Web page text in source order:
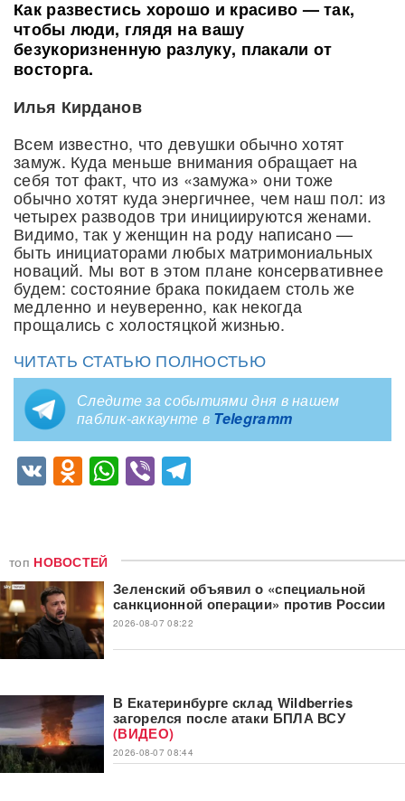
Как развестись хорошо и красиво — так,
чтобы люди, глядя на вашу
безукоризненную разлуку, плакали от
восторга.
Илья Кирданов
Всем известно, что девушки обычно хотят
замуж. Куда меньше внимания обращает на
себя тот факт, что из «замужа» они тоже
обычно хотят куда энергичнее, чем наш пол: из
четырех разводов три инициируются женами.
Видимо, так у женщин на роду написано —
быть инициаторами любых матримониальных
новаций. Мы вот в этом плане консервативнее
будем: состояние брака покидаем столь же
медленно и неуверенно, как некогда
прощались с холостяцкой жизнью.
ЧИТАТЬ СТАТЬЮ ПОЛНОСТЬЮ
Следите за событиями дня в нашем
паблик-аккаунте в Telegramm
VKOdnoklassniki
WhatsApp
Viber
топ НОВОСТЕЙ
Зеленский объявил о «специальной
санкционной операции» против России
2026-08-07 08:22
В Екатеринбурге склад Wildberries
загорелся после атаки БПЛА ВСУ
(ВИДЕО)
2026-08-07 08:44